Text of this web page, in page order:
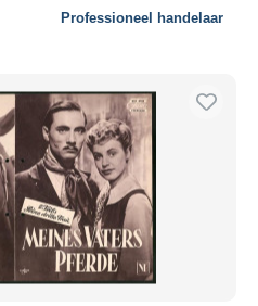
Professioneel handelaar